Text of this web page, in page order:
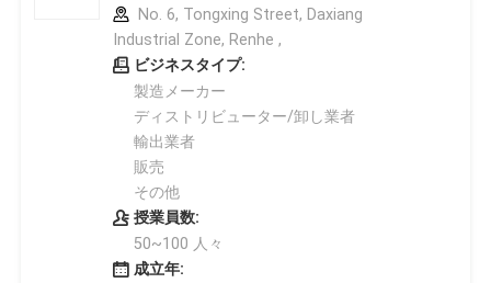
No. 6, Tongxing Street, Daxiang
Industrial Zone, Renhe ,
ビジネスタイプ:
製造メーカー
ディストリビューター/卸し業者
輸出業者
販売
その他
授業員数:
50~100 人々
成立年: